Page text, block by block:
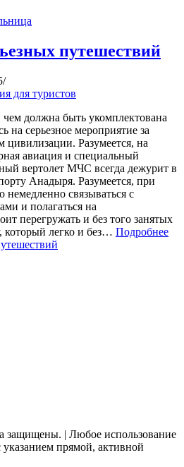
путешествий
для туристов
должна быть укомплектована
на серьезное мероприятие за
Разумеется, на
авиация и специальный
вертолет МЧС всегда дежурит в
Анадыря. Разумеется, при
немедленно связываться с
и полагаться на
перегружать и без того занятых
который легко и без… Подробнее
защищены. | Любое использование
указанием прямой, активной